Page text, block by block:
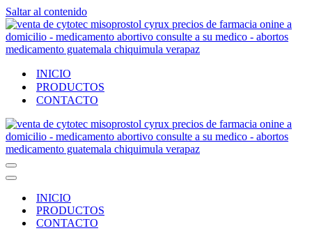
Saltar al contenido
INICIO
PRODUCTOS
CONTACTO
Menú
de
Menú
navegación
INICIO
PRODUCTOS
CONTACTO